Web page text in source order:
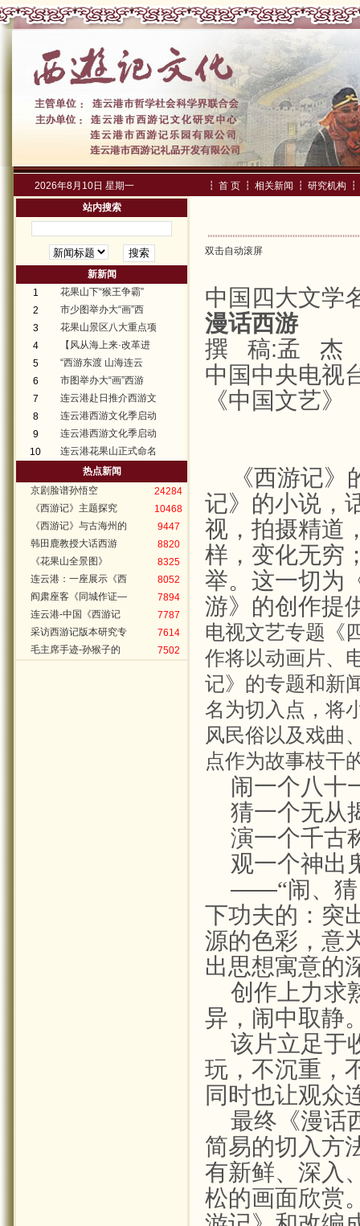
2026年8月10日 星期一 ┇ 首 页 ┇ 相关新闻 ┇ 研究机构
┇
站内搜索
新新闻
1
花果山下“猴王争霸”
2
市少图举办大“画”西
3
花果山景区八大重点项
4
【风从海上来·改革进
5
“西游东渡 山海连云
6
市图举办大“画”西游
7
连云港赴日推介西游文
8
连云港西游文化季启动
9
连云港西游文化季启动
10
连云港花果山正式命名
热点新闻
京剧脸谱孙悟空
24284
《西游记》主题探究
10468
《西游记》与古海州的
9447
韩田鹿教授大话西游
8820
《花果山全景图》
8325
连云港：一座展示《西
8052
阎肃座客《同城作证—
7894
连云港-中国《西游记
7787
采访西游记版本研究专
7614
毛主席手迹-孙猴子的
7502
双击自动滚屏
中国四大文学
漫话西游
撰
稿:孟
杰
中国中央电视
《中国文艺》
《西游记
记》的小说，
视，拍摄精道
样，变化无穷
举。这一切为
游》的创作提
电视文艺专题《
作将以动画片、
记》的专题和新
名为切入点，将
风民俗以及戏曲
点作为故事枝干
闹一个八十
猜一个无从
演一个千古
观一个神出
——“闹、
下功夫的：突
源的色彩，意
出思想寓意的
创作上力求
异，闹中取静
该片立足于
玩，不沉重，
同时也让观众
最终《漫话
简易的切入方
有新鲜、深入
松的画面欣赏